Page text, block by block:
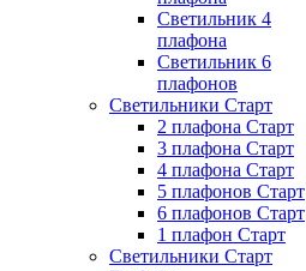
Светильник 4
плафона
Светильник 6
плафонов
Светильники Старт
2 плафона Старт
3 плафона Старт
4 плафона Старт
5 плафонов Старт
6 плафонов Старт
1 плафон Старт
Светильники Старт